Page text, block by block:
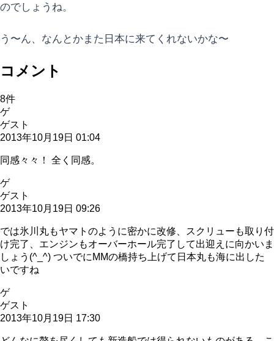
のでしょうね。
う〜ん、なんとかまた日本に来てくれないかな〜
コメント
8件
ゲ
ゲスト
2013年10月19日 01:04
同感々々！ 全く同感。
ゲ
ゲスト
2013年10月19日 09:26
では氷川丸もヤマトのように密かに改修、スクリューも取り付
け完了、エンジンもオーバーホール完了して出迎えに向かいま
しょう(^_^) ついでにMMの橋持ち上げて日本丸も海に出した
いですね
ゲ
ゲスト
2013年10月19日 17:30